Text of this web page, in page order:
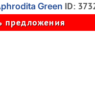
Green ID:
предложения